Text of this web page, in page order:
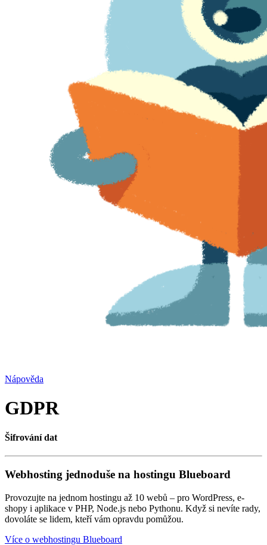
Nápověda
GDPR
Šifrování dat
Webhosting jednoduše na hostingu Blueboard
Provozujte na jednom hostingu až 10 webů – pro WordPress, e-
shopy i aplikace v PHP, Node.js nebo Pythonu. Když si nevíte rady,
dovoláte se lidem, kteří vám opravdu pomůžou.
Více o webhostingu Blueboard